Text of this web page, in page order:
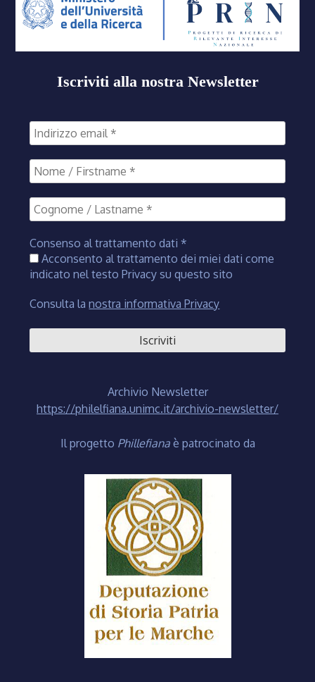
Iscriviti alla nostra Newsletter
Consenso al trattamento dati *
Acconsento al trattamento dei miei dati come
indicato nel testo Privacy su questo sito
Consulta lanostra informativa Privacy
Archivio Newsletter
https://philelfiana.unimc.it/archivio-newsletter/
Il progetto Phillefiana è patrocinato da